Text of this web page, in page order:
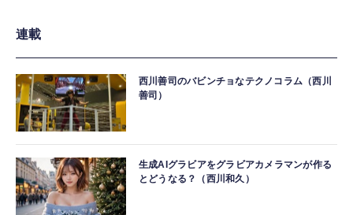
連載
西川善司のバビンチョなテクノコラム（西川
善司）
生成AIグラビアをグラビアカメラマンが作る
とどうなる？（西川和久）